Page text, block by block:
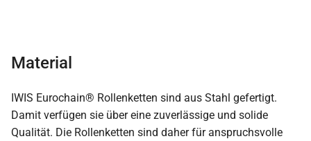
Material
IWIS Eurochain® Rollenketten sind aus Stahl gefertigt.
Damit verfügen sie über eine zuverlässige und solide
Qualität. Die Rollenketten sind daher für anspruchsvolle